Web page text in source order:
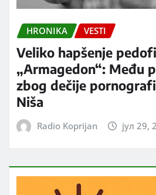
HRONIKA VESTI
Veliko hapšenje
„Armagedon“: Među
zbog dečije
Niša
Radio Koprijan јул 29,